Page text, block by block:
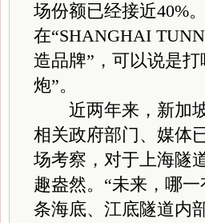
场份额已经接近40%
在“SHANGHAI
造品牌”，可以说是
炮”。
近两年来，新加坡
相关政府部门、媒体
场考察，对于上海隧
趣盎然。“未来，哪
条海底、江底隧道内